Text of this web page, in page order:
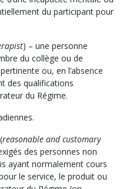
du participant pour
) – une personne
du collège ou de
ou, en l’absence
des qualifications
du Régime.
(reasonable and customary
des personnes non
ayant normalement cours
le service, le produit ou